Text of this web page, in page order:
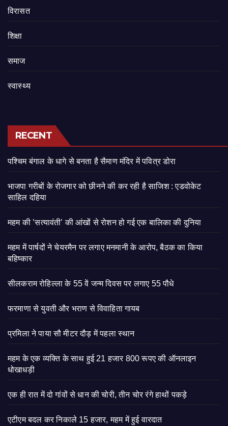
‍‍विरासत
शिक्षा
समाज
स्वास्थ्य
RECENT
पश्चिम बंगाल के धागे से बनता है सैमाण मंदिर में पवित्र डोरा
भाजपा गरीबों के रोजगार को छीनने की कर रही है साजिश : एडवोकेट
साहिल दहिया
महम की ’सत्यावंती’ की आंखों से रोशन हो गई एक बालिका की दुनिया
महम में पार्षदों ने चेयरमैन पर लगाए मनमानी के आरोप, बैठक का किया
बहिष्कार
सीलकराम रोहिल्ला के 55 वें जन्म दिवस पर लगाए 55 पौधे
फरमाणा से युवती और भराण से विवाहिता गायब
प्रमिला ने पाया सौ मीटर दौड़ में पहला स्थान
महम के एक व्यक्ति के साथ हुई 21 हजार 800 रूपए की ऑनलाइन
धोखाधड़ी
एक ही रात में दो गांवों से धान की चोरी, तीन चोर रंगे हाथों पकड़े
एटीएम बदल कर निकाले 15 हजार, महम में हुई वारदात